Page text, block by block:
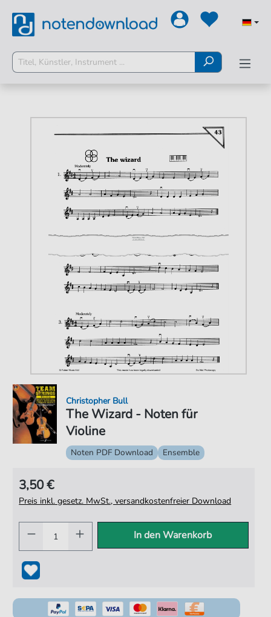
The Wizard - Noten für
Violine
Christopher Bull
Noten PDF Download Ensemble
3,50 €
Preis inkl. gesetz. MwSt., versandkostenfreier Download
In den Warenkorb